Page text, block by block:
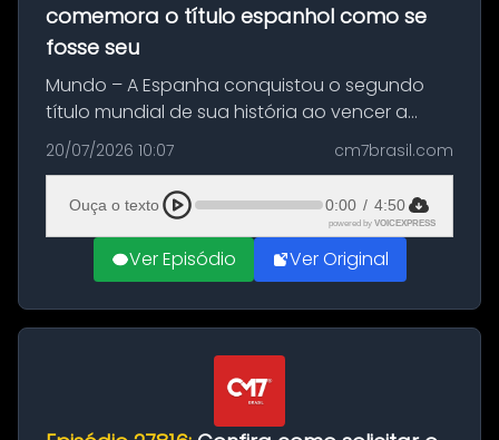
comemora o título espanhol como se
fosse seu
Mundo – A Espanha conquistou o segundo
título mundial de sua história ao vencer a
Argentina por 1 a 0, neste domingo (19), na
decisão da Copa do Mundo de 2026. Depois
de um duelo sem gols durante o te...
20/07/2026 10:07 cm7brasil.com
Ouça o texto 0:00 / 4:50
powered by VOICEXPRESS
Ver Episódio Ver Original